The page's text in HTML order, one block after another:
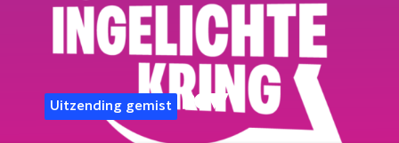
Uitzending gemist